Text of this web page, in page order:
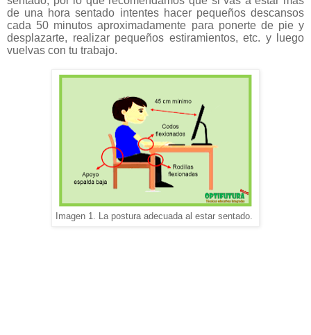
de una hora sentado intentes hacer pequeños descansos
cada 50 minutos aproximadamente para ponerte de pie y
desplazarte, realizar pequeños estiramientos, etc. y luego
vuelvas con tu trabajo.
Imagen 1. La postura adecuada al estar sentado.